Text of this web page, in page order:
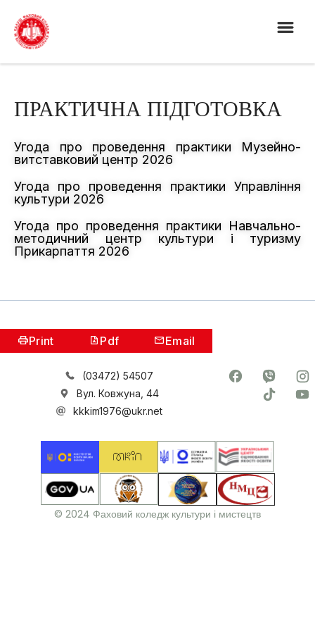
ПРАКТИЧНА ПІДГОТОВКА
Угода про проведення практики Музейно-
витставковий центр 2026
Угода про проведення практики Управління
культури 2026
Угода про проведення практики Навчально-
методичний центр культури і туризму
Прикарпаття 2026
Print Pdf Email
(03472) 54507
Вул. Ковжуна, 44
kkkim1976@ukr.net
© 2024 Фаховий коледж культури і мистецтв